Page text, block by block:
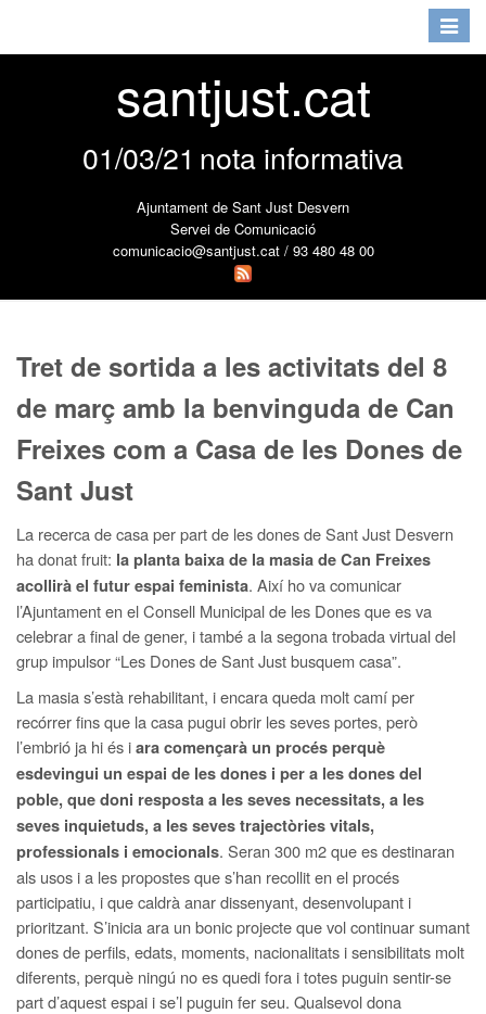
Toggle
santjust.cat
01/03/21 nota informativa
Ajuntament de Sant Just Desvern
Servei de Comunicació
comunicacio@santjust.cat / 93 480 48 00
Tret de sortida a les activitats del 8
de març amb la benvinguda de Can
Freixes com a Casa de les Dones de
Sant Just
La recerca de casa per part de les dones de Sant Just Desvern
ha donat fruit: la planta baixa de la masia de Can Freixes
acollirà el futur espai feminista. Així ho va comunicar
l’Ajuntament en el Consell Municipal de les Dones que es va
celebrar a final de gener, i també a la segona trobada virtual del
grup impulsor “Les Dones de Sant Just busquem casa”.
La masia s’està rehabilitant, i encara queda molt camí per
recórrer fins que la casa pugui obrir les seves portes, però
l’embrió ja hi és iara començarà un procés perquè
esdevingui un espai de les dones i per a les dones del
poble, que doni resposta a les seves necessitats, a les
seves inquietuds, a les seves trajectòries vitals,
professionals i emocionals. Seran 300 m2 que es destinaran
als usos i a les propostes que s’han recollit en el procés
participatiu, i que caldrà anar dissenyant, desenvolupant i
prioritzant. S’inicia ara un bonic projecte que vol continuar sumant
dones de perfils, edats, moments, nacionalitats i sensibilitats molt
diferents, perquè ningú no es quedi fora i totes puguin sentir-se
part d’aquest espai i se’l puguin fer seu. Qualsevol dona